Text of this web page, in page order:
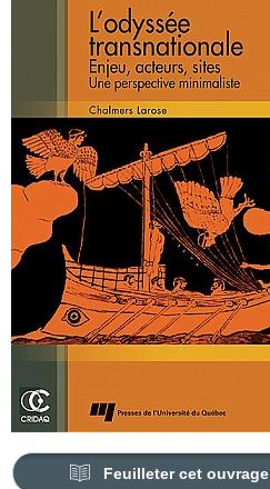
Feuilleter cet ouvrage